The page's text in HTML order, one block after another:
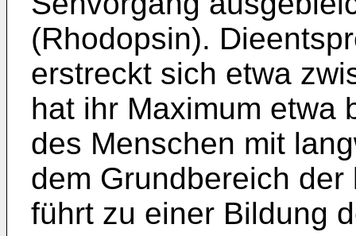
(Rhodopsin).
erstreckt sich etwa
hat ihr Maximum etwa
des Menschen mit
dem Grundbereich
führt zu einer Bildung